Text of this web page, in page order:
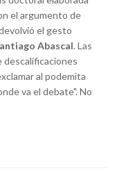
el argumento de
el gesto
Abascal. Las
descalificaciones
al podemita
va el debate". No